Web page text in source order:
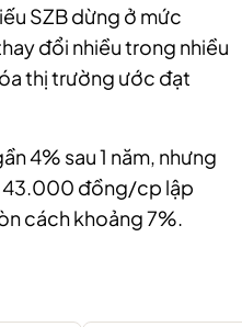
SZB dừng ở mức
đổi nhiều trong nhiều
thị trường ước đạt
4% sau 1 năm, nhưng
43.000 đồng/cp lập
cách khoảng 7%.